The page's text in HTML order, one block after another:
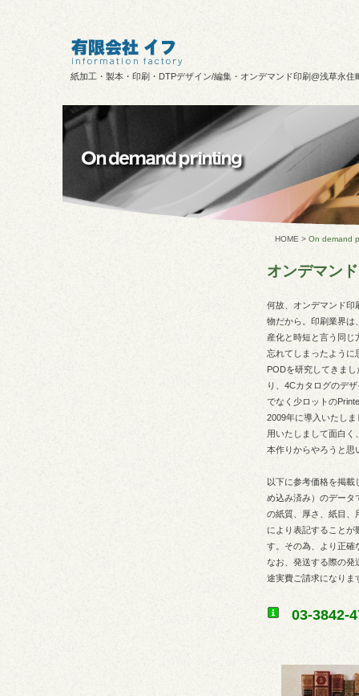
紙加工・製本・印刷・DTPデザイン/編集・オンデマンド印刷@浅草永住
HOME > On demand
オンデマン
何故、オンデマンド印
物だから。印刷業界は
産化と時短と言う同じ
忘れてしまったように
PODを研究してきま
り、4Cカタログのデ
でなく少ロットの
2009年に導入いたし
用いたしまして面白く
本作りからやろうと思
以下に参考価格を掲載
め込み済み）のデータ
の紙質、厚さ、紙目、
により表記することが
す。その為、より正確
なお、発送する際の発
途実費ご請求になりま
03-3842-